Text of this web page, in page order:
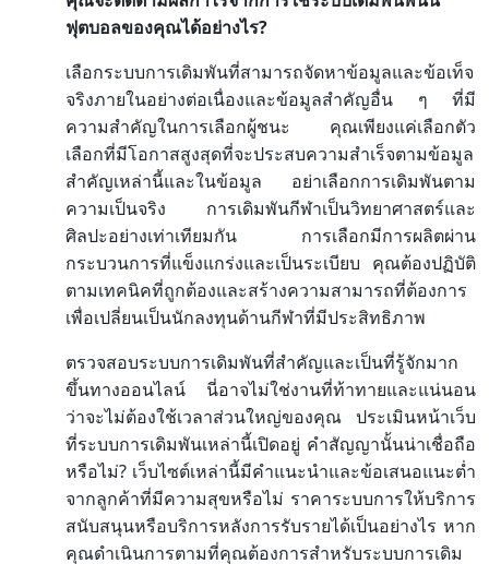
ฟุตบอลของคุณได้อย่างไร?
เลือกระบบการเดิมพันที่สามารถจัดหาข้อมูลและข้อเท็จ
จริงภายในอย่างต่อเนื่องและข้อมูลสำคัญอื่น
ๆ
ที่มี
ความสำคัญในการเลือกผู้ชนะ
คุณเพียงแค่เลือกตัว
เลือกที่มีโอกาสสูงสุดที่จะประสบความสำเร็จตามข้อมูล
สำคัญเหล่านี้และในข้อมูล
อย่าเลือกการเดิมพันตาม
ความเป็นจริง
การเดิมพันกีฬาเป็นวิทยาศาสตร์และ
ศิลปะอย่างเท่าเทียมกัน
การเลือกมีการผลิตผ่าน
กระบวนการที่แข็งแกร่งและเป็นระเบียบ
คุณต้องปฏิบัติ
ตามเทคนิคที่ถูกต้องและสร้างความสามารถที่ต้องการ
เพื่อเปลี่ยนเป็นนักลงทุนด้านกีฬาที่มีประสิทธิภาพ
ตรวจสอบระบบการเดิมพันที่สำคัญและเป็นที่รู้จักมาก
ขึ้นทางออนไลน์
นี่อาจไม่ใช่งานที่ท้าทายและแน่นอน
ว่าจะไม่ต้องใช้เวลาส่วนใหญ่ของคุณ
ประเมินหน้าเว็บ
ที่ระบบการเดิมพันเหล่านี้เปิดอยู่ คำสัญญานั้นน่าเชื่อถือ
หรือไม่? เว็บไซต์เหล่านี้มีคำแนะนำและข้อเสนอแนะต่ำ
จากลูกค้าที่มีความสุขหรือไม่ ราคาระบบการให้บริการ
สนับสนุนหรือบริการหลังการรับรายได้เป็นอย่างไร หาก
คุณดำเนินการตามที่คุณต้องการสำหรับระบบการเดิม